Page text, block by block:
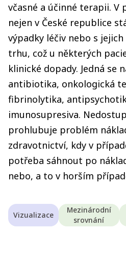
včasné a účinné terapii. V
nejen v České republice
výpadky léčiv nebo s
trhu, což u některých
klinické dopady. Jedná se
antibiotika, onkologická
fibrinolytika,
imunosupresiva.
prohlubuje problém
zdravotnictví, kdy v
potřeba sáhnout po
nebo, a to v horším
Vizualizace
Mezinárodní
srovnání